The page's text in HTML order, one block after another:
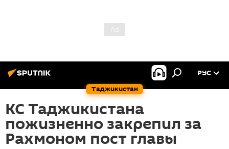
Таджикистан
РУС
КС Таджикистана
пожизненно закрепил за
Рахмоном пост главы